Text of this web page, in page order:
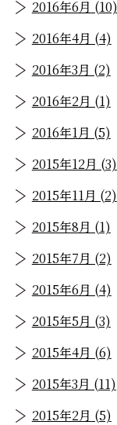
2016年6月 (10)
2016年4月 (4)
2016年3月 (2)
2016年2月 (1)
2016年1月 (5)
2015年12月 (3)
2015年11月 (2)
2015年8月 (1)
2015年7月 (2)
2015年6月 (4)
2015年5月 (3)
2015年4月 (6)
2015年3月 (11)
2015年2月 (5)